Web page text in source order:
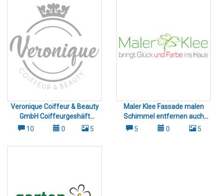
Veronique Coiffeur & Beauty
GmbH Coiffeurgeshäft
Eschlikon Sirnach Aadorf
10 0 5
Maler Klee Fassade malen
Schimmel entfernen auch
Weinfelden Amriswil
5 0 5